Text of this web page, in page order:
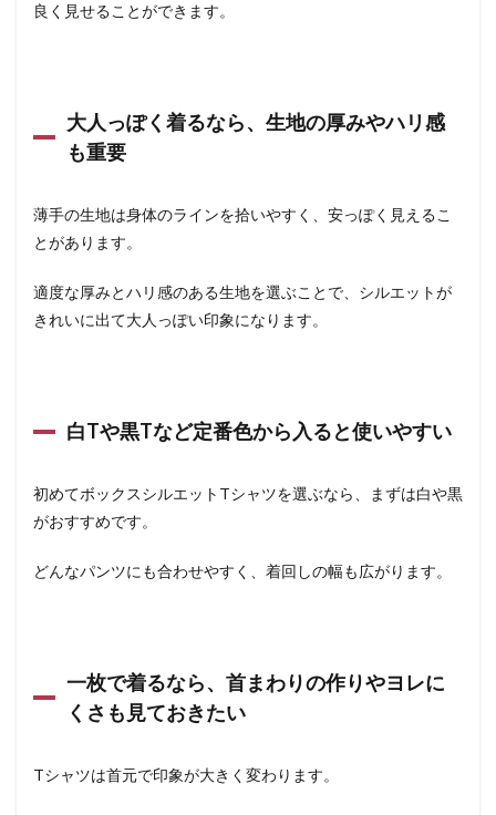
良く見せることができます。
大人っぽく着るなら、生地の厚みやハリ感
も重要
薄手の生地は身体のラインを拾いやすく、安っぽく見えるこ
とがあります。
適度な厚みとハリ感のある生地を選ぶことで、シルエットが
きれいに出て大人っぽい印象になります。
白Tや黒Tなど定番色から入ると使いやすい
初めてボックスシルエットTシャツを選ぶなら、まずは白や黒
がおすすめです。
どんなパンツにも合わせやすく、着回しの幅も広がります。
一枚で着るなら、首まわりの作りやヨレに
くさも見ておきたい
Tシャツは首元で印象が大きく変わります。